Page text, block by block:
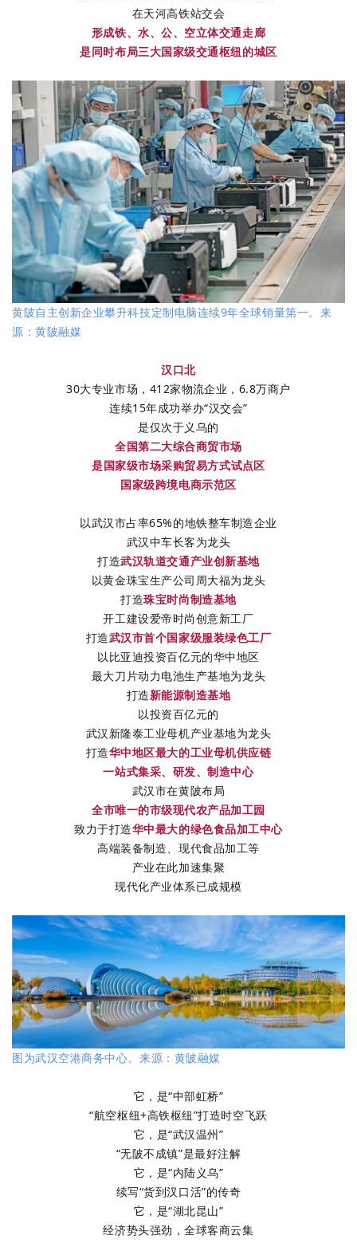
在天河高铁站交会
形成铁、水、公、空立体交通走廊
是同时布局三大国家级交通枢纽的城区
黄陂自主创新企业攀升科技定制电脑连续9年全球销量第一。来
源：黄陂融媒
汉口北
30大专业市场， 412家物流企业，6.8万商户
连续15年成功举办“汉交会”
是仅次于义乌的
全国第二大综合商贸市场
是国家级市场采购贸易方式试点区
国家级跨境电商示范区
以武汉市占率65%的地铁整车制造企业
武汉中车长客为龙头
打造武汉轨道交通产业创新基地
以黄金珠宝生产公司周大福为龙头
打造珠宝时尚制造基地
开工建设爱帝时尚创意新工厂
打造武汉市首个国家级服装绿色工厂
以比亚迪投资百亿元的华中地区
最大刀片动力电池生产基地为龙头
打造新能源制造基地
以投资百亿元的
武汉新隆泰工业母机产业基地为龙头
打造华中地区最大的工业母机供应链
一站式集采、研发、制造中心
武汉市在黄陂布局
全市唯一的市级现代农产品加工园
致力于打造华中最大的绿色食品加工中心
高端装备制造、现代食品加工等
产业在此加速集聚
现代化产业体系已成规模
图为武汉空港商务中心。来源：黄陂融媒
它，是“中部虹桥”
“航空枢纽+高铁枢纽”打造时空飞跃
它，是“武汉温州”
“无陂不成镇”是最好注解
它，是“内陆义乌”
续写“货到汉口活”的传奇
它，是“湖北昆山”
经济势头强劲，全球客商云集